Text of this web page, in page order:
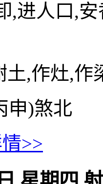
,进人口,
土,作灶,
申)煞北
>>